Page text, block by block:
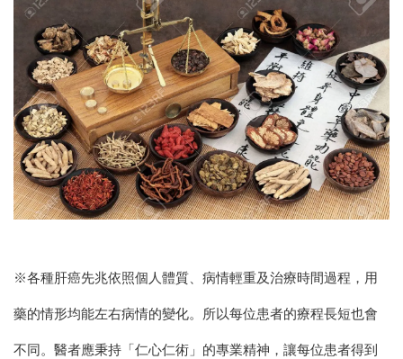
※各種肝癌先兆依照個人體質、病情輕重及治療時間過程，用
藥的情形均能左右病情的變化。所以每位患者的療程長短也會
不同。醫者應秉持「仁心仁術」的專業精神，讓每位患者得到